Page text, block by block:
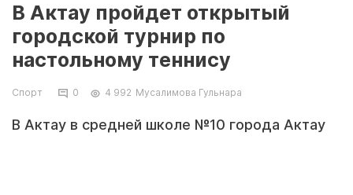
В Актау пройдет открытый
городской турнир по
настольному теннису
Спорт 0 4 992 Мусалимова Гульнара
В Актау в средней школе №10 города Актау